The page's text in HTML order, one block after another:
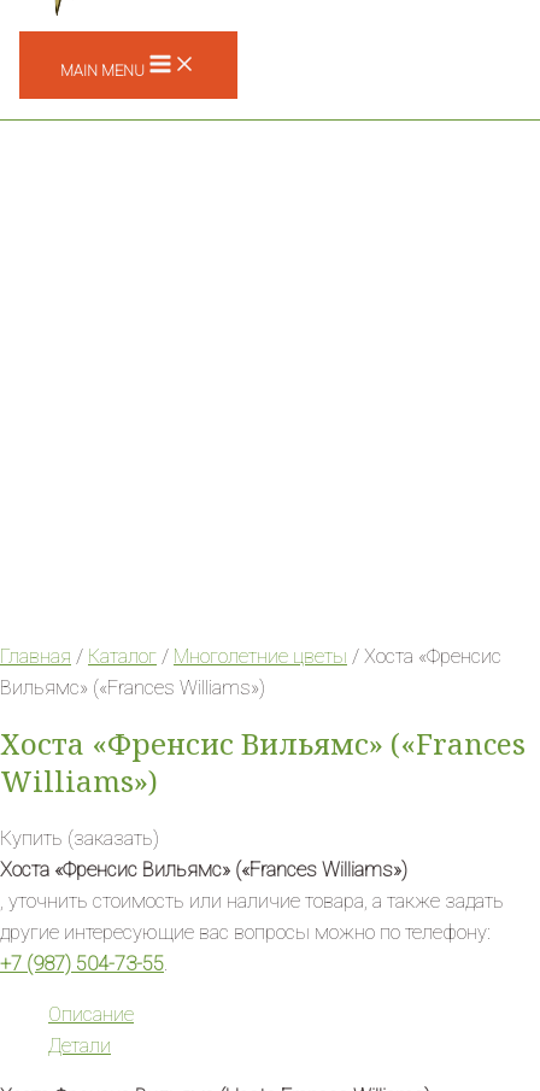
MAIN MENU
Главная / Каталог / Многолетние цветы / Хоста «Френсис
Вильямс» («Frances Williams»)
Хоста «Френсис Вильямс» («Frances
Williams»)
Купить (заказать)
Хоста «Френсис Вильямс» («Frances Williams»)
, уточнить стоимость или наличие товара, а также задать
другие интересующие вас вопросы можно по телефону:
+7 (987) 504-73-55
Описание
Детали